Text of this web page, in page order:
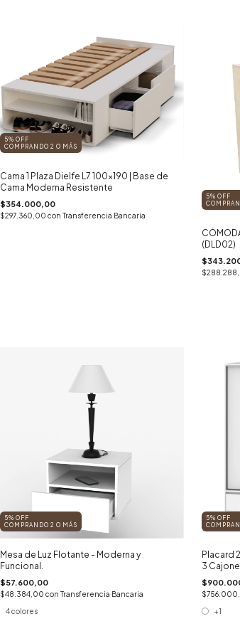
5% OFF
COMPRANDO 2 O MÁS
Cama 1 Plaza Dielfe L7 100x190 | Base de
Cama Moderna Resistente
$354.000,00
$297.360,00 con Transferencia Bancaria
5% OFF
(DLD02)
5% OFF
COMPRANDO 2 O MÁS
Mesa de Luz Flotante - Moderna y
Funcional.
$57.600,00
$48.384,00 con Transferencia Bancaria
4 colores
5% OFF
Placard
3
PC180
+1